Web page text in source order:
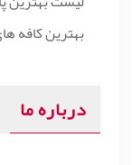
بهترین کافه
درباره ما